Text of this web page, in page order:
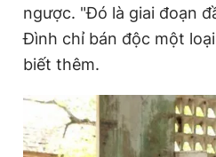
ngược. "Đó là giai đoạn
Đình chỉ bán độc một
biết thêm.